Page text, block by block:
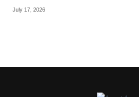
July 17, 2026